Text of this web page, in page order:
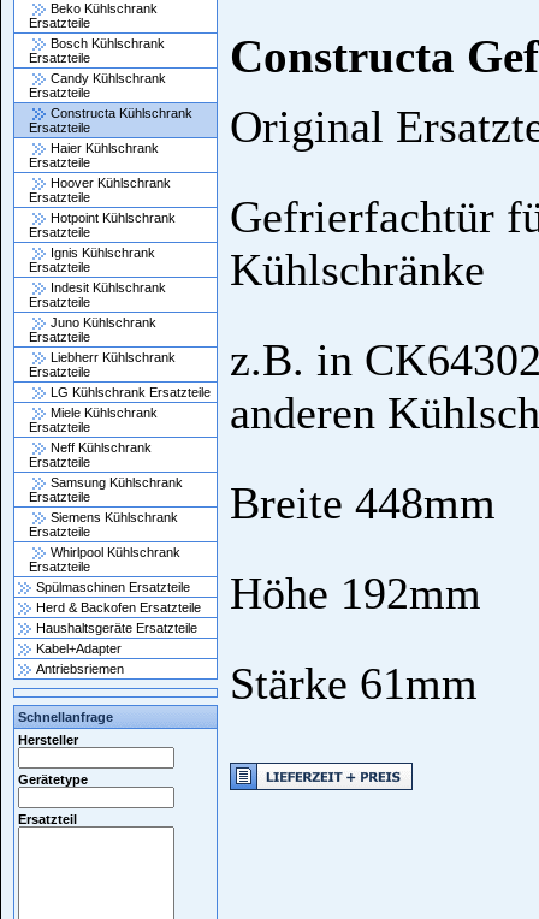
Beko Kühlschrank
Ersatzteile
Bosch Kühlschrank
Ersatzteile
Candy Kühlschrank
Ersatzteile
Constructa Kühlschrank
Ersatzteile
Haier Kühlschrank
Ersatzteile
Hoover Kühlschrank
Ersatzteile
Hotpoint Kühlschrank
Ersatzteile
Ignis Kühlschrank
Ersatzteile
Indesit Kühlschrank
Ersatzteile
Juno Kühlschrank
Ersatzteile
Liebherr Kühlschrank
Ersatzteile
LG Kühlschrank Ersatzteile
Miele Kühlschrank
Ersatzteile
Neff Kühlschrank
Ersatzteile
Samsung Kühlschrank
Ersatzteile
Siemens Kühlschrank
Ersatzteile
Whirlpool Kühlschrank
Ersatzteile
Spülmaschinen Ersatzteile
Herd & Backofen Ersatzteile
Haushaltsgeräte Ersatzteile
Kabel+Adapter
Antriebsriemen
Schnellanfrage
Hersteller
Gerätetype
Ersatzteil
Constructa
Original
Gefrierfachtür
Kühlschränke
z.B. in
anderen
Breite 448mm
Höhe 192mm
Stärke 61mm